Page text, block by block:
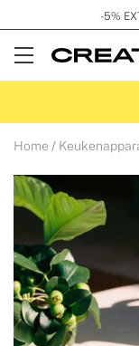
-5%
Open
Menu
Home